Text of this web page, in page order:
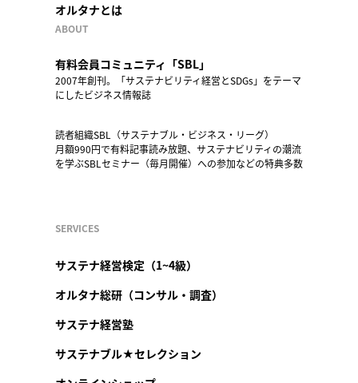
オルタナとは
ABOUT
有料会員コミュニティ「SBL」
2007年創刊。「サステナビリティ経営とSDGs」をテーマ
にしたビジネス情報誌
読者組織SBL（サステナブル・ビジネス・リーグ）
月額990円で有料記事読み放題、サステナビリティの潮流
を学ぶSBLセミナー（毎月開催）への参加などの特典多数
SERVICES
サステナ経営検定（1~4級）
オルタナ総研（コンサル・調査）
サステナ経営塾
サステナブル★セレクション